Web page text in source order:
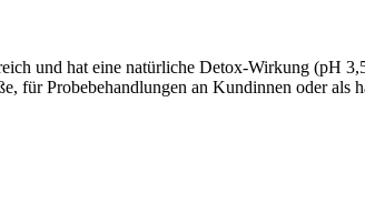
und hat eine natürliche Detox-Wirkung (pH
für Probebehandlungen an Kundinnen oder als